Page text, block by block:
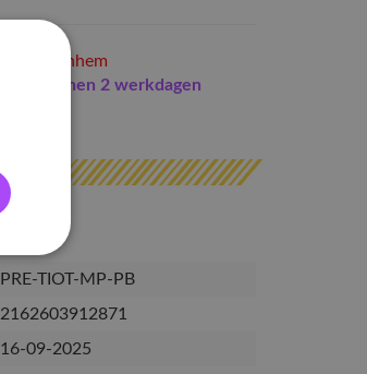
in Arnhem
binnen 2 werkdagen
PRE-TIOT-MP-PB
2162603912871
16-09-2025